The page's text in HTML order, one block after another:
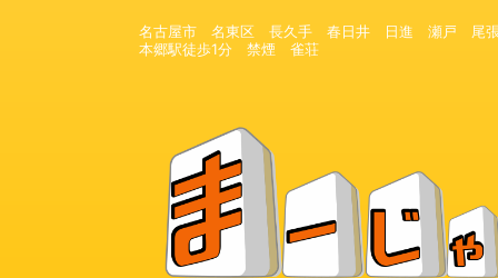
名古屋市 名東区 長久手 春日井 日進 瀬
本郷駅徒歩1分 禁煙 雀荘